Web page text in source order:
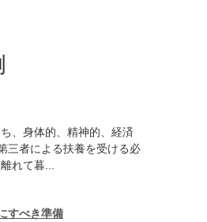
、身体的、精神的、経済
三者による扶養を受ける必
れて暮...
すべき準備